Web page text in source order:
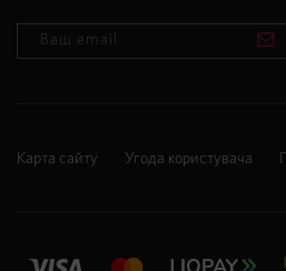
Карта сайту Угода користувача